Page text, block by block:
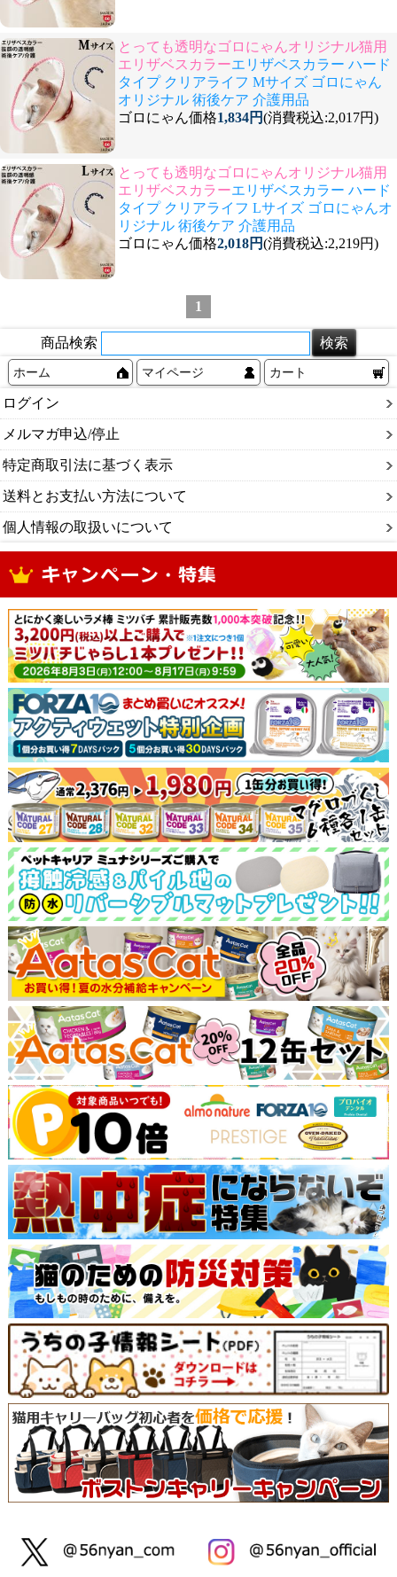
とっても透明なゴロにゃんオリジナル猫用
エリザベスカラーエリザベスカラー ハード
タイプ クリアライフ Mサイズ ゴロにゃん
オリジナル 術後ケア 介護用品
ゴロにゃん価格1,834円(消費税込:2,017円)
とっても透明なゴロにゃんオリジナル猫用
エリザベスカラーエリザベスカラー ハード
タイプ クリアライフ Lサイズ ゴロにゃんオ
リジナル 術後ケア 介護用品
ゴロにゃん価格2,018円(消費税込:2,219円)
1
商品検索
ホーム マイページ カート
ログイン
メルマガ申込/停止
特定商取引法に基づく表示
送料とお支払い方法について
個人情報の取扱いについて